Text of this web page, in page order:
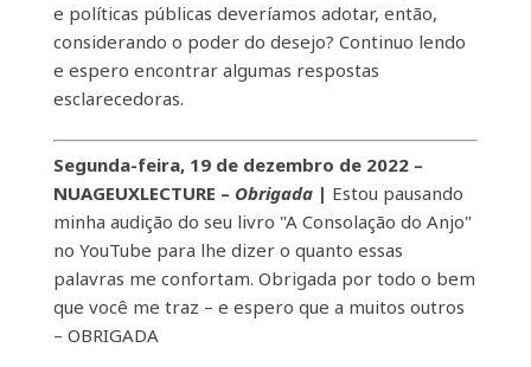
e políticas públicas deveríamos adotar, então,
considerando o poder do desejo? Continuo lendo
e espero encontrar algumas respostas
esclarecedoras.
Segunda-feira, 19 de dezembro de 2022 –
NUAGEUXLECTURE – Obrigada| Estou pausando
minha audição do seu livro "A Consolação do Anjo"
no YouTube para lhe dizer o quanto essas
palavras me confortam. Obrigada por todo o bem
que você me traz – e espero que a muitos outros
– OBRIGADA